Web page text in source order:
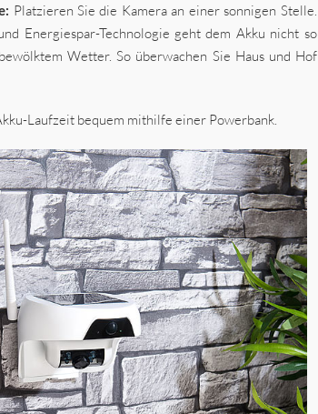
Platzieren Sie die Kamera an einer sonnigen Stelle.
Energiespar-Technologie geht dem Akku nicht so
Wetter. So überwachen Sie Haus und Hof
Laufzeit bequem mithilfe einer Powerbank.